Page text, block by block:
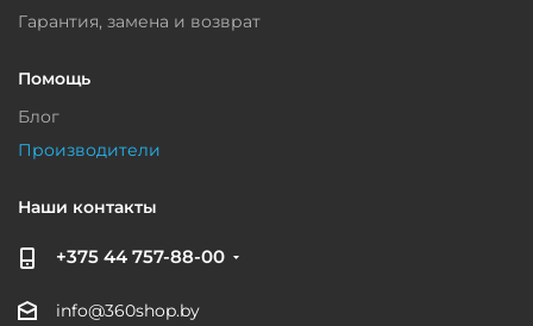
Гарантия, замена и возврат
Помощь
Блог
Производители
Наши контакты
+375 44 757-88-00
info@360shop.by